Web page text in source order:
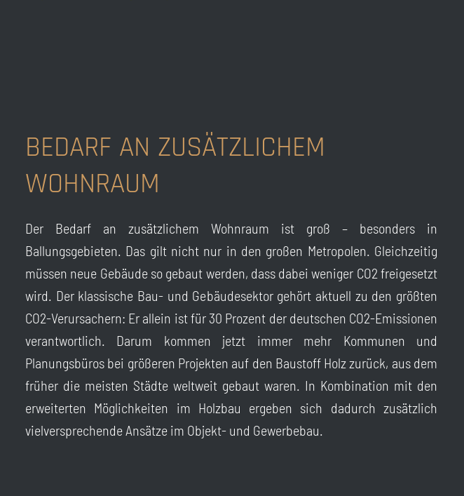
BEDARF AN ZUSÄTZLICHEM
WOHNRAUM
Der Bedarf an zusätzlichem Wohnraum ist groß – besonders in
Ballungsgebieten. Das gilt nicht nur in den großen Metropolen. Gleichzeitig
müssen neue Gebäude so gebaut werden, dass dabei weniger CO2 freigesetzt
wird. Der klassische Bau- und Gebäudesektor gehört aktuell zu den größten
CO2-Verursachern: Er allein ist für 30 Prozent der deutschen CO2-Emissionen
verantwortlich. Darum kommen jetzt immer mehr Kommunen und
Planungsbüros bei größeren Projekten auf den Baustoff Holz zurück, aus dem
früher die meisten Städte weltweit gebaut waren. In Kombination mit den
erweiterten Möglichkeiten im Holzbau ergeben sich dadurch zusätzlich
vielversprechende Ansätze im Objekt- und Gewerbebau.